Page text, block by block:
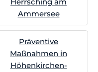
Ammersee
Präventive
Maßnahmen in
Höhenkirchen-